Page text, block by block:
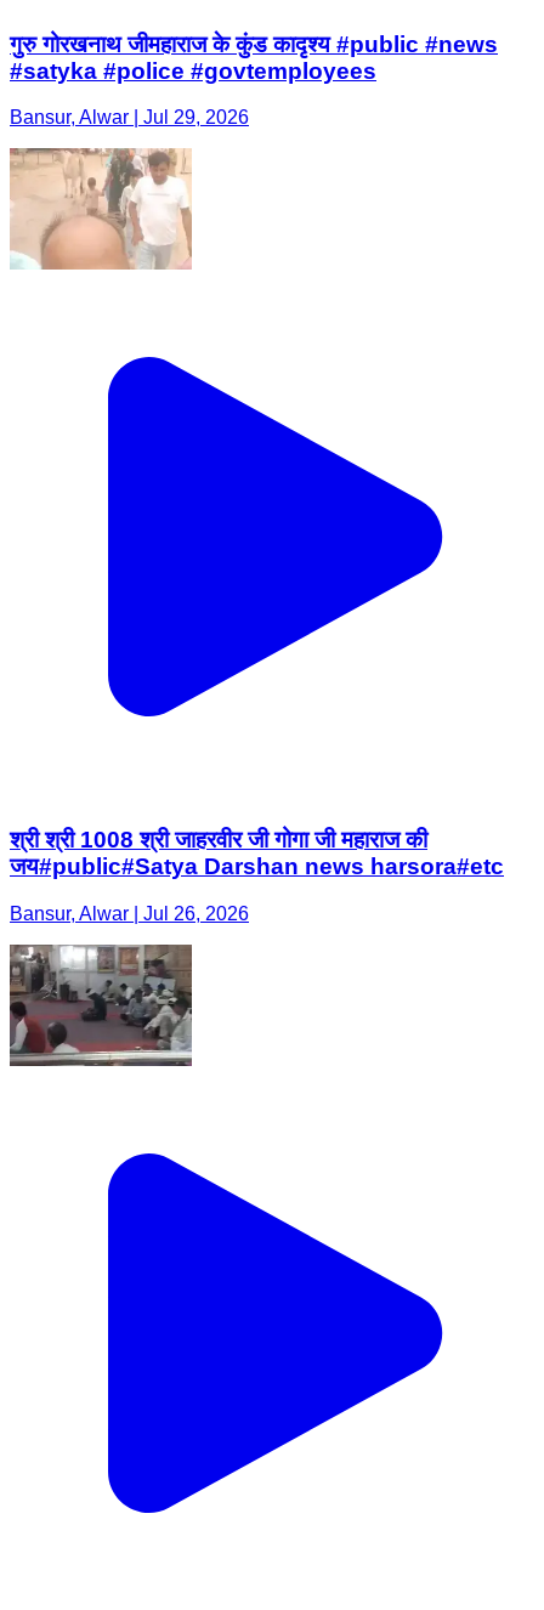
गुरु गोरखनाथ जीमहाराज के कुंड कादृश्य #public #news
#satyka #police #govtemployees
Bansur, Alwar | Jul 29, 2026
श्री श्री 1008 श्री जाहरवीर जी गोगा जी महाराज की
जय#public#Satya Darshan news harsora#etc
Bansur, Alwar | Jul 26, 2026